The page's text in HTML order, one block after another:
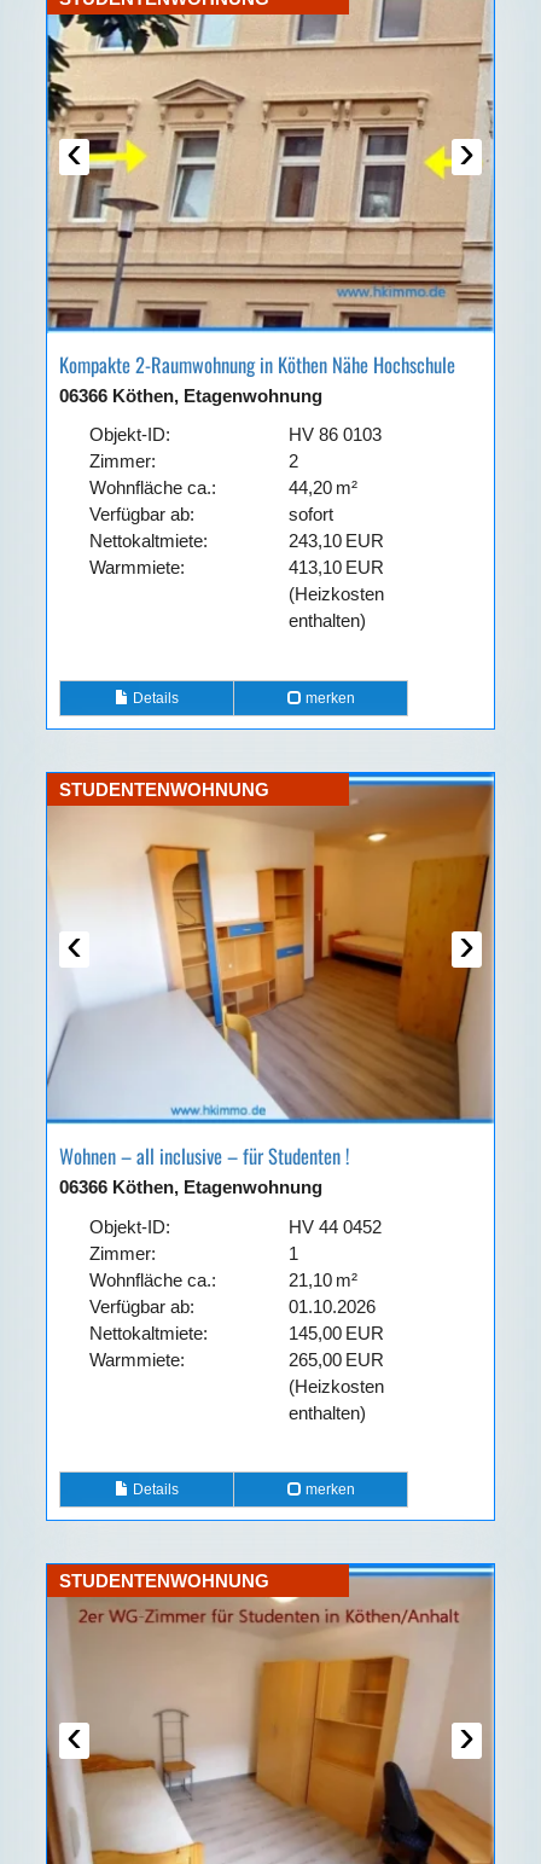
‹ ›
Kompakte 2-Raumwohnung in Köthen Nähe Hochschule
06366 Köthen, Etagenwohnung
Objekt-ID:
HV 86 0103
Zimmer:
2
Wohnfläche ca.:
44,20 m²
Verfügbar ab:
sofort
Nettokaltmiete:
243,10 EUR
Warmmiete:
413,10 EUR
(Heizkosten
enthalten)
Details merken
‹ ›
STUDENTENWOHNUNG
Wohnen – all inclusive – für Studenten !
06366 Köthen, Etagenwohnung
Objekt-ID:
HV 44 0452
Zimmer:
1
Wohnfläche ca.:
21,10 m²
Verfügbar ab:
01.10.2026
Nettokaltmiete:
145,00 EUR
Warmmiete:
265,00 EUR
(Heizkosten
enthalten)
Details merken
‹ ›
STUDENTENWOHNUNG